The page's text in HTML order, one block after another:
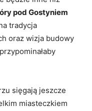
pod Gostyniem
tradycja
oraz wizja budowy
sięgają jeszcze
miasteczkiem